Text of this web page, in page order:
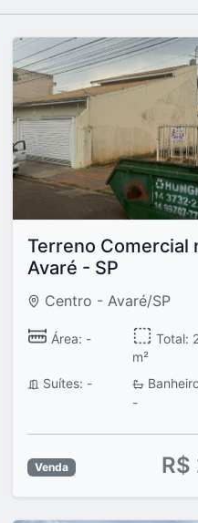
Terreno Comercial
Avaré - SP
Centro - Avaré/SP
Área: -
Total:
m²
Suítes: -
-
Venda